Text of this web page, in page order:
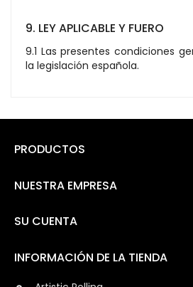
9. LEY APLICABLE Y FUERO
9.1 Las presentes condiciones
la legislación española.
PRODUCTOS
NUESTRA EMPRESA
SU CUENTA
INFORMACIÓN DE LA TIENDA